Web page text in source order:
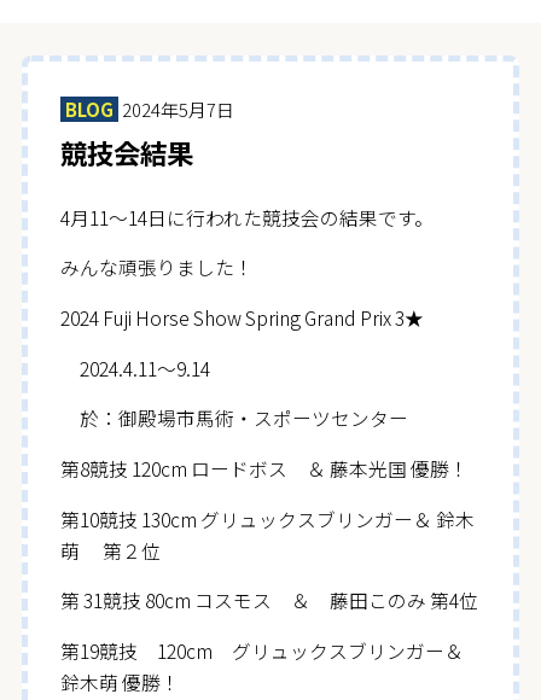
BLOG 2024年5月7日
競技会結果
4月11～14日に行われた競技会の結果です。
みんな頑張りました！
2024 Fuji Horse Show Spring Grand Prix 3★
2024.4.11～9.14
於：御殿場市馬術・スポーツセンター
第8競技 120cm ロードボス ＆ 藤本光国 優勝！
第10競技 130cm グリュックスブリンガー＆ 鈴木
萌 第２位
第 31競技 80cm コスモス ＆ 藤田このみ 第4位
第19競技 120cm グリュックスブリンガー＆
鈴木萌 優勝！